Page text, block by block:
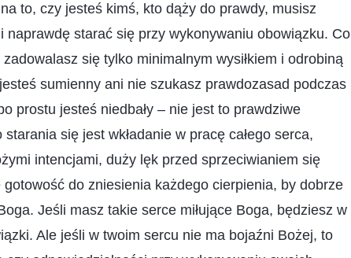
to, czy jesteś kimś, kto dąży do prawdy, musisz
starać się przy wykonywaniu obowiązku. Co
się tylko minimalnym wysiłkiem i odrobiną
sumienny ani nie szukasz prawdozasad podczas
prostu jesteś niedbały – nie jest to prawdziwe
się jest wkładanie w pracę całego serca,
intencjami, duży lęk przed sprzeciwianiem się
do zniesienia każdego cierpienia, by dobrze
Jeśli masz takie serce miłujące Boga, będziesz w
Ale jeśli w twoim sercu nie ma bojaźni Bożej, to